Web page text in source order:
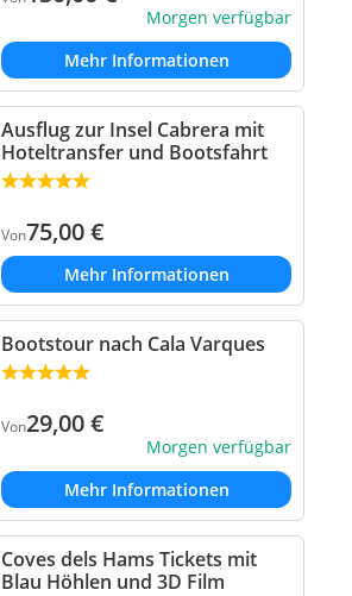
Morgen verfügbar
Mehr Informationen
Ausflug zur Insel Cabrera mit
Hoteltransfer und Bootsfahrt
Von75,00€
Mehr Informationen
Bootstour nach Cala Varques
Von29,00€
Morgen verfügbar
Mehr Informationen
Coves dels Hams Tickets mit
Blau Höhlen und 3D Film